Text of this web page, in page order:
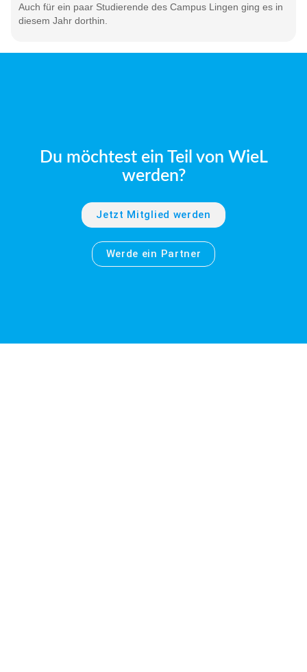
Auch für ein paar Studierende des Campus Lingen ging es in
diesem Jahr dorthin.
Du möchtest ein Teil von WieL
werden?
Jetzt Mitglied werden
Werde ein Partner